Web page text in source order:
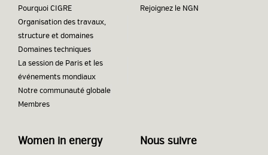
Pourquoi CIGRE
Organisation des travaux,
structure et domaines
Domaines techniques
La session de Paris et les
événements mondiaux
Notre communauté globale
Membres
Rejoignez le NGN
Women in energy Nous suivre